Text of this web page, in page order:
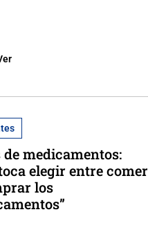
medicamentos:
elegir entre comer
los